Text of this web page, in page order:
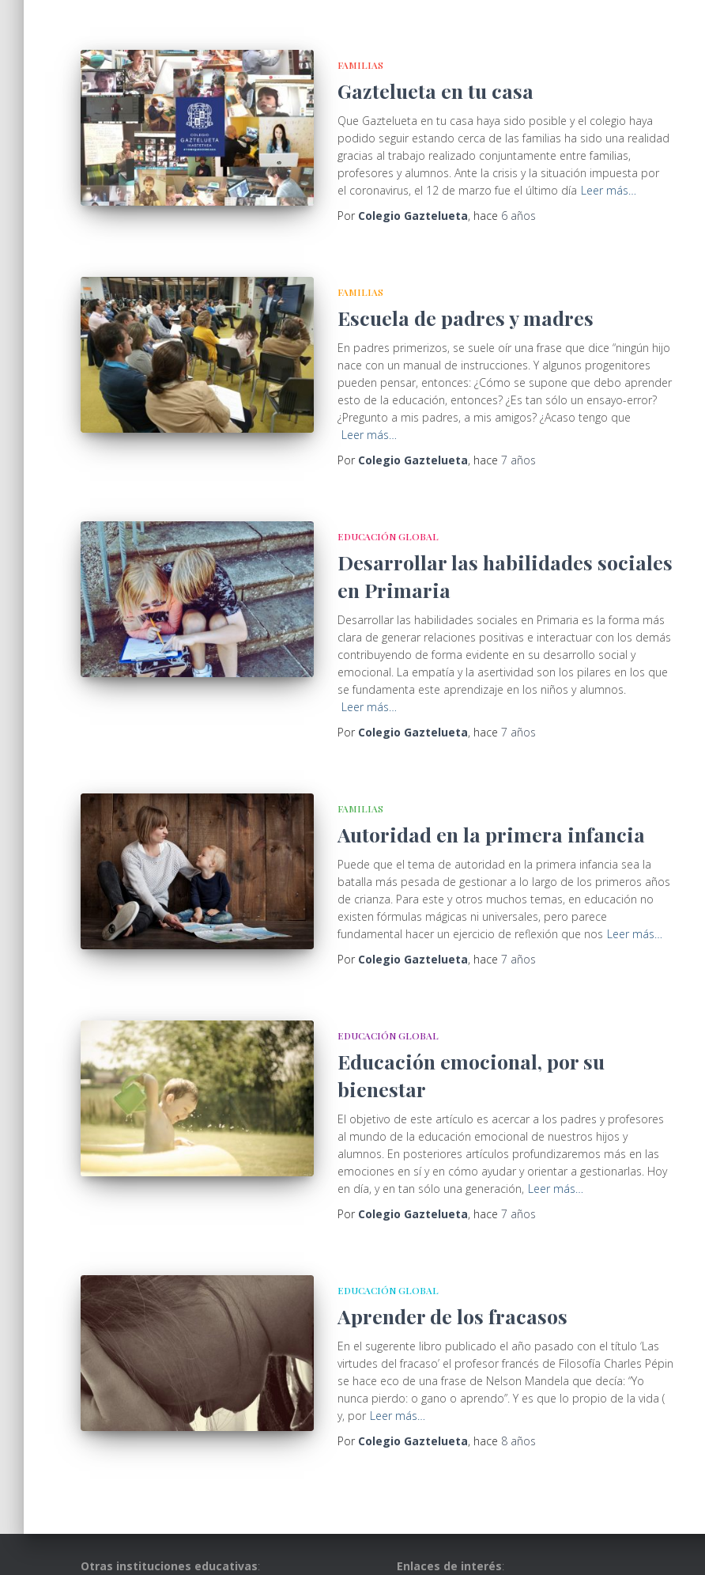
FAMILIAS
Gaztelueta en tu casa
Que Gaztelueta en tu casa haya sido posible y el colegio haya
podido seguir estando cerca de las familias ha sido una realidad
gracias al trabajo realizado conjuntamente entre familias,
profesores y alumnos. Ante la crisis y la situación impuesta por
el coronavirus, el 12 de marzo fue el último día Leer más…
Por Colegio Gaztelueta, hace 6 años
FAMILIAS
Escuela de padres y madres
En padres primerizos, se suele oír una frase que dice “ningún hijo
nace con un manual de instrucciones. Y algunos progenitores
pueden pensar, entonces: ¿Cómo se supone que debo aprender
esto de la educación, entonces? ¿Es tan sólo un ensayo-error?
¿Pregunto a mis padres, a mis amigos? ¿Acaso tengo que
Leer más…
Por Colegio Gaztelueta, hace 7 años
EDUCACIÓN GLOBAL
Desarrollar las habilidades sociales
en Primaria
Desarrollar las habilidades sociales en Primaria es la forma más
clara de generar relaciones positivas e interactuar con los demás
contribuyendo de forma evidente en su desarrollo social y
emocional. La empatía y la asertividad son los pilares en los que
se fundamenta este aprendizaje en los niños y alumnos.
Leer más…
Por Colegio Gaztelueta, hace 7 años
FAMILIAS
Autoridad en la primera infancia
Puede que el tema de autoridad en la primera infancia sea la
batalla más pesada de gestionar a lo largo de los primeros años
de crianza. Para este y otros muchos temas, en educación no
existen fórmulas mágicas ni universales, pero parece
fundamental hacer un ejercicio de reflexión que nos Leer más…
Por Colegio Gaztelueta, hace 7 años
EDUCACIÓN GLOBAL
Educación emocional, por su
bienestar
El objetivo de este artículo es acercar a los padres y profesores
al mundo de la educación emocional de nuestros hijos y
alumnos. En posteriores artículos profundizaremos más en las
emociones en sí y en cómo ayudar y orientar a gestionarlas. Hoy
en día, y en tan sólo una generación, Leer más…
Por Colegio Gaztelueta, hace 7 años
EDUCACIÓN GLOBAL
Aprender de los fracasos
En el sugerente libro publicado el año pasado con el título ‘Las
virtudes del fracaso’ el profesor francés de Filosofía Charles Pépin
se hace eco de una frase de Nelson Mandela que decía: “Yo
nunca pierdo: o gano o aprendo”. Y es que lo propio de la vida (
y, por Leer más…
Por Colegio Gaztelueta, hace 8 años
Otras instituciones educativas: Enlaces de interés: